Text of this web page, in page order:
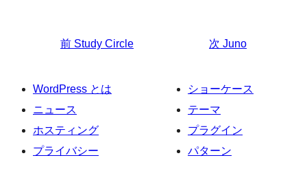
前 Study Circle 次 Juno
WordPress とは
ニュース
ホスティング
プライバシー
ショーケース
テーマ
プラグイン
パターン